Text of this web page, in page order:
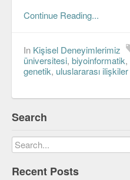
PHP
Scala
Android
Continue Reading...
In Kişisel Deneyimlerimiz
üniversitesi, biyoinformatik,
genetik, uluslararası ilişkiler
Search
Recent Posts